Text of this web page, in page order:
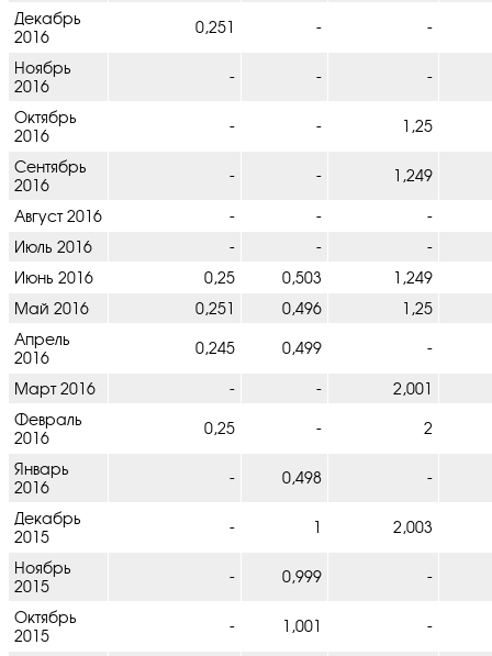
Декабрь
2016
0,251 - -
Ноябрь
2016
- - -
Октябрь
2016
- - 1,25
Сентябрь
2016
- - 1,249
Август 2016 - -
-
Июль 2016
- -
-
Июнь 2016
0,25 0,503
1,249
Май 2016
0,251 0,496
1,25
Апрель
2016
0,245 0,499 -
Март 2016 - -
2,001
Февраль
2016
0,25 - 2
Январь
2016
- 0,498 -
Декабрь
2015
- 1 2,003
Ноябрь
2015
- 0,999 -
Октябрь
2015
- 1,001 -